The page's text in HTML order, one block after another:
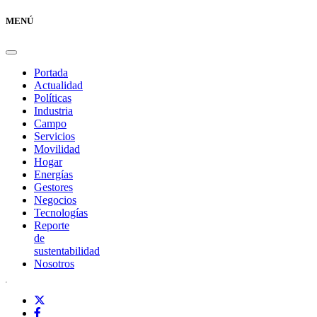
MENÚ
Portada
Actualidad
Políticas
Industria
Campo
Servicios
Movilidad
Hogar
Energías
Gestores
Negocios
Tecnologías
Reporte
de
sustentabilidad
Nosotros